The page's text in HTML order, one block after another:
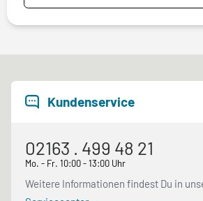
Kundenservice
02163 . 499 48 21
Mo. - Fr. 10:00 - 13:00 Uhr
Weitere Informationen findest Du in